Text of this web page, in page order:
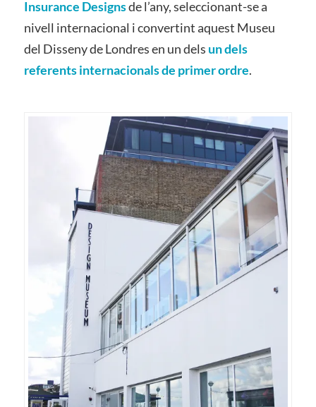
Insurance Designsde l’any, seleccionant-se a
nivell internacional i convertint aquest Museu
del Disseny de Londres en un dels un dels
referents internacionals de primer ordre.